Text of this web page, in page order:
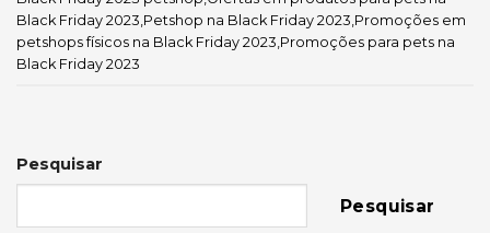
Black Friday 2023,Petshop na Black Friday 2023,Promoções em
petshops físicos na Black Friday 2023,Promoções para pets na
Black Friday 2023
Pesquisar
Pesquisar